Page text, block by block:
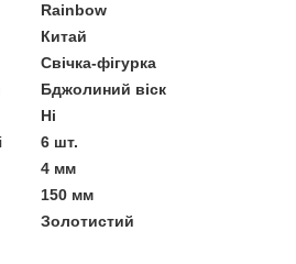
Rainbow
Китай
Свічка-фігурка
Бджолиний віск
Ні
6 шт.
4 мм
150 мм
Золотистий